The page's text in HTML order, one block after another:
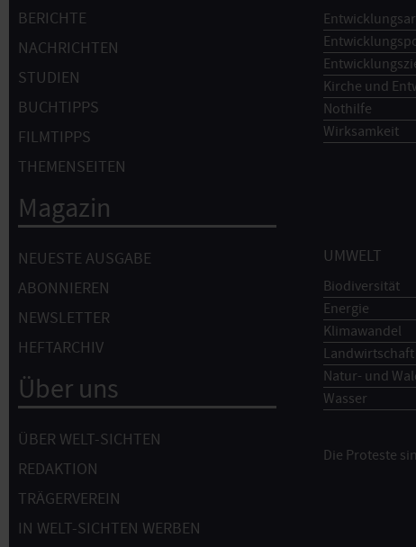
BERICHTE
NACHRICHTEN
STUDIEN
BUCHTIPPS
FILMTIPPS
THEMENSEITEN
Magazin
NEUESTE AUSGABE
ABONNIEREN
NEWSLETTER
HEFTARCHIV
Über uns
ÜBER WELT-SICHTEN
REDAKTION
TRÄGERVEREIN
IN WELT-SICHTEN WERBEN
Kirche und
Nothilfe
Wirksamkeit
UMWELT
Biodiversität
Energie
Klimawandel
Landwirtschaft
Natur- und
Wasser
Die Proteste